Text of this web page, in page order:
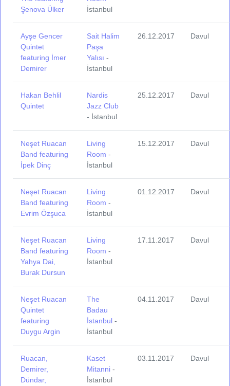
Şenova Ülker
İstanbul
Ayşe Gencer
Quintet
featuring İmer
Demirer
Sait Halim
Paşa
Yalısı -
İstanbul
26.12.2017 Davul
Hakan Behlil
Quintet
Nardis
Jazz Club
- İstanbul
25.12.2017 Davul
Neşet Ruacan
Band featuring
İpek Dinç
Living
Room -
İstanbul
15.12.2017 Davul
Neşet Ruacan
Band featuring
Evrim Özşuca
Living
Room -
İstanbul
01.12.2017 Davul
Neşet Ruacan
Band featuring
Yahya Dai,
Burak Dursun
Living
Room -
İstanbul
17.11.2017 Davul
Neşet Ruacan
Quintet
featuring
Duygu Argin
The
Badau
İstanbul -
İstanbul
04.11.2017 Davul
Ruacan,
Demirer,
Dündar,
Kaset
Mitanni -
İstanbul
03.11.2017 Davul